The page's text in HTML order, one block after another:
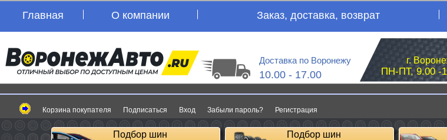
Главная О компании Заказ, доставка, возврат
Доставка по Воронежу
10.00 - 17.00
г.
ПН-ПТ, 9.00 -
Корзина покупателя Подписаться Вход Забыли пароль? Регистрация
Подбор шин
Подбор шин